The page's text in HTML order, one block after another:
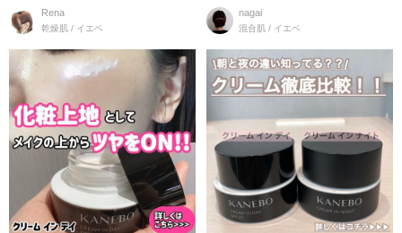
ネボウ クリ
Rena
乾燥肌 / イエベ
っとうるお
nagai
混合肌 / イエベ